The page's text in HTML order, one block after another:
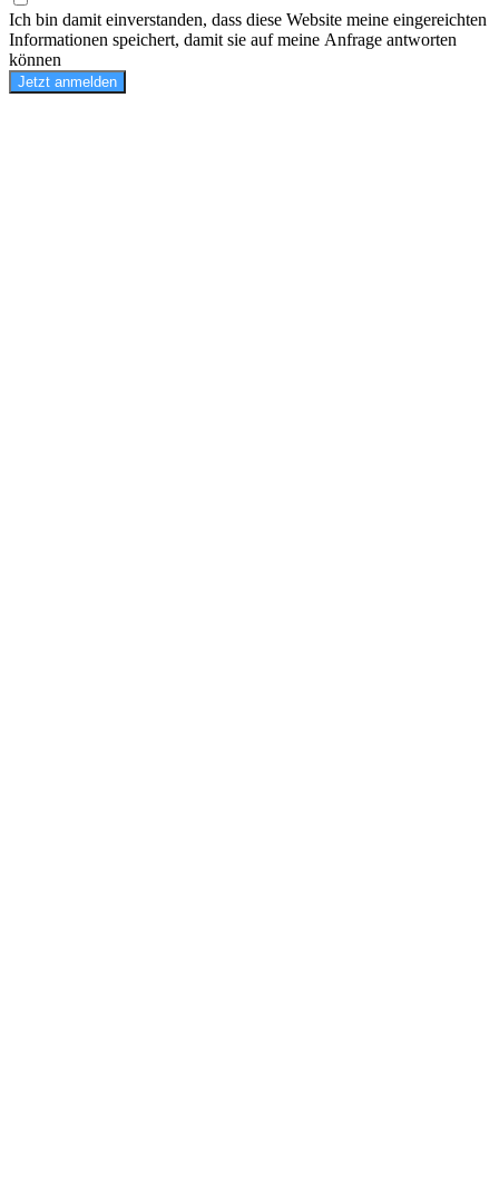
Ich bin damit einverstanden, dass diese Website meine eingereichten
Informationen speichert, damit sie auf meine Anfrage antworten
können
Jetzt anmelden